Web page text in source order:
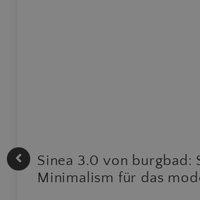
Sinea 3.0 von burgbad:
Minimalism für das